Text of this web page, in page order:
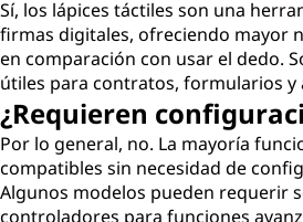
Sí, los lápices táctiles son una
firmas digitales, ofreciendo mayor
en comparación con usar el dedo.
útiles para contratos, formularios y
¿Requieren
Por lo general, no. La mayoría
compatibles sin necesidad de
Algunos modelos pueden requerir
controladores para funciones